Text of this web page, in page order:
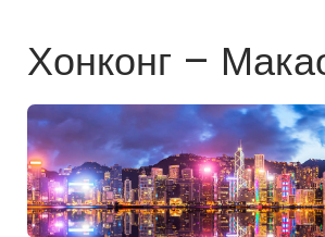
Хонконг –